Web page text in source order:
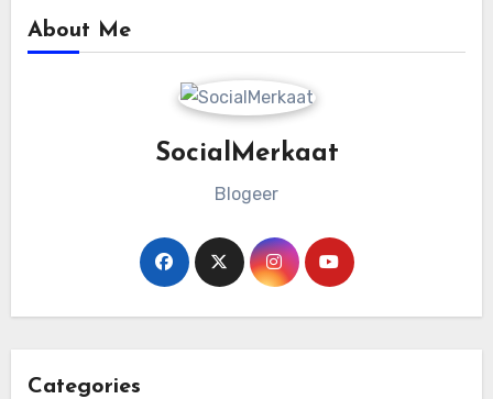
About Me
SocialMerkaat
Blogeer
Categories